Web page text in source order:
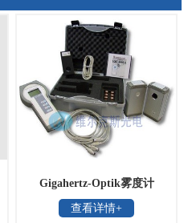
Gigahertz-Optik雾度计
LCRT-2005H-S
查看详情+